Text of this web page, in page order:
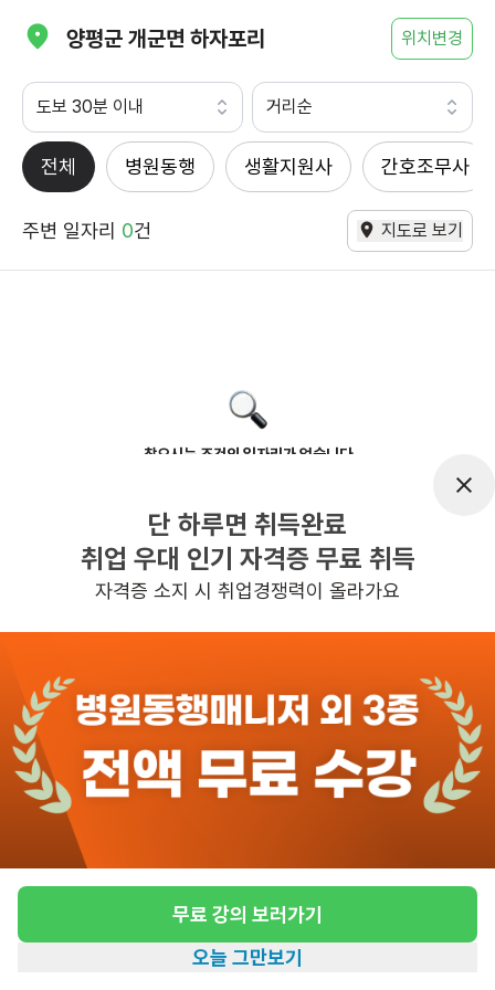
양평군 개군면 하자포리 위치변경
도보 30분 이내 거리순
전체 병원동행 생활지원사 간호조무사
주변 일자리 0건 지도로 보기
찾으시는 조건의 일자리가 없습니다
반경 3KM 이내의 일자리 확인하기
단 하루면 취득완료
취업 우대 인기 자격증 무료 취득
자격증 소지 시 취업경쟁력이 올라가요
무료 강의 보러가기
오늘 그만보기